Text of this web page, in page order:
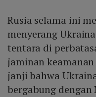
Rusia selama ini
menyerang
tentara di
jaminan
janji bahwa
bergabung dengan